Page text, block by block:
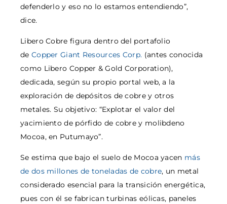
defenderlo y eso no lo estamos entendiendo”,
dice.
Libero Cobre figura dentro del portafolio
de Copper Giant Resources Corp. (antes conocida
como Libero Copper & Gold Corporation),
dedicada, según su propio portal web, a la
exploración de depósitos de cobre y otros
metales. Su objetivo: “Explotar el valor del
yacimiento de pórfido de cobre y molibdeno
Mocoa, en Putumayo”.
Se estima que bajo el suelo de Mocoa yacen más
de dos millones de toneladas de cobre, un metal
considerado esencial para la transición energética,
pues con él se fabrican turbinas eólicas, paneles